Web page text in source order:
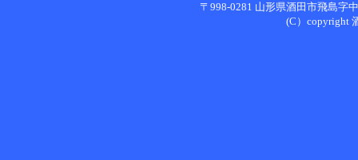
〒998-0281 山形県酒田市飛島字
(C）copyright